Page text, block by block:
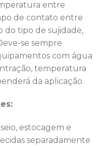
entre
de contato entre
do tipo de sujidade,
se sempre
com água
temperatura
da aplicação.
estocagem e
separadamente